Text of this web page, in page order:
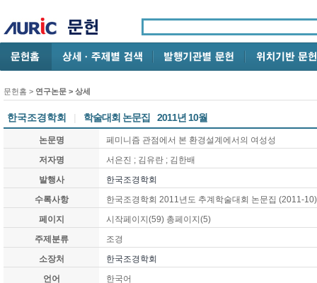
문헌홈 > 연구논문 > 상세
한국조경학회 | 학술대회 논문집 2011년 10월
논문명
페미니즘 관점에서 본 환경설계에서의 여성성
저자명
서은진 ; 김유란 ; 김한배
발행사
한국조경학회
수록사항
한국조경학회 2011년도 추계학술대회 논문집 (2011-10)
페이지
시작페이지(59) 총페이지(5)
주제분류
조경
소장처
한국조경학회
언어
한국어